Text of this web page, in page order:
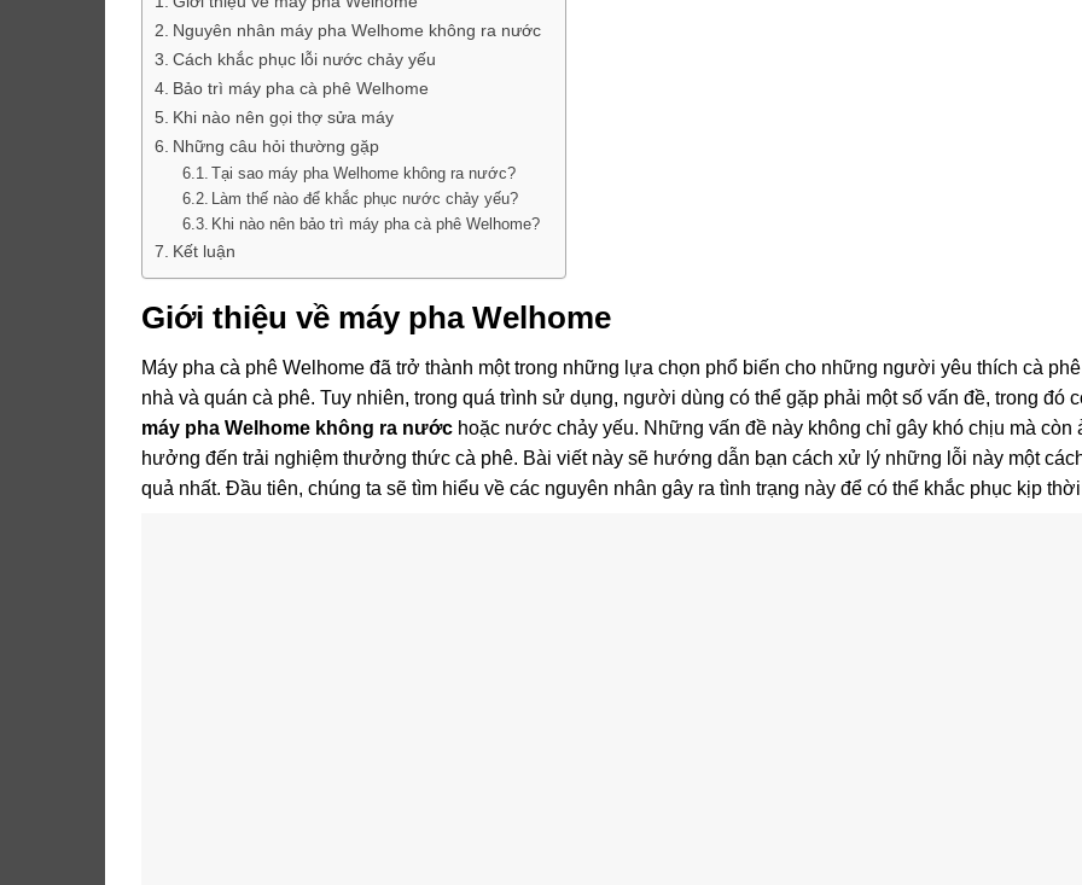
Nguyên nhân máy pha Welhome không ra nước
Cách khắc phục lỗi nước chảy yếu
Bảo trì máy pha cà phê Welhome
Khi nào nên gọi thợ sửa máy
Những câu hỏi thường gặp
Tại sao máy pha Welhome không ra nước?
Làm thế nào để khắc phục nước chảy yếu?
Khi nào nên bảo trì máy pha cà phê Welhome?
Kết luận
Giới thiệu về máy pha Welhome
Máy pha cà phê Welhome đã trở thành một trong những lựa chọn phổ biến cho những người yêu thích cà
nhà và quán cà phê. Tuy nhiên, trong quá trình sử dụng, người dùng có thể gặp phải một số vấn đề, trong đó
máy pha Welhome không ra nước hoặc nước chảy yếu. Những vấn đề này không chỉ gây khó chịu mà còn
hưởng đến trải nghiệm thưởng thức cà phê. Bài viết này sẽ hướng dẫn bạn cách xử lý những lỗi này một
quả nhất. Đầu tiên, chúng ta sẽ tìm hiểu về các nguyên nhân gây ra tình trạng này để có thể khắc phục kịp